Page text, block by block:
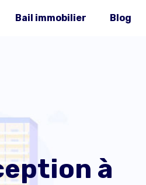
Bail immobilier Blog
à